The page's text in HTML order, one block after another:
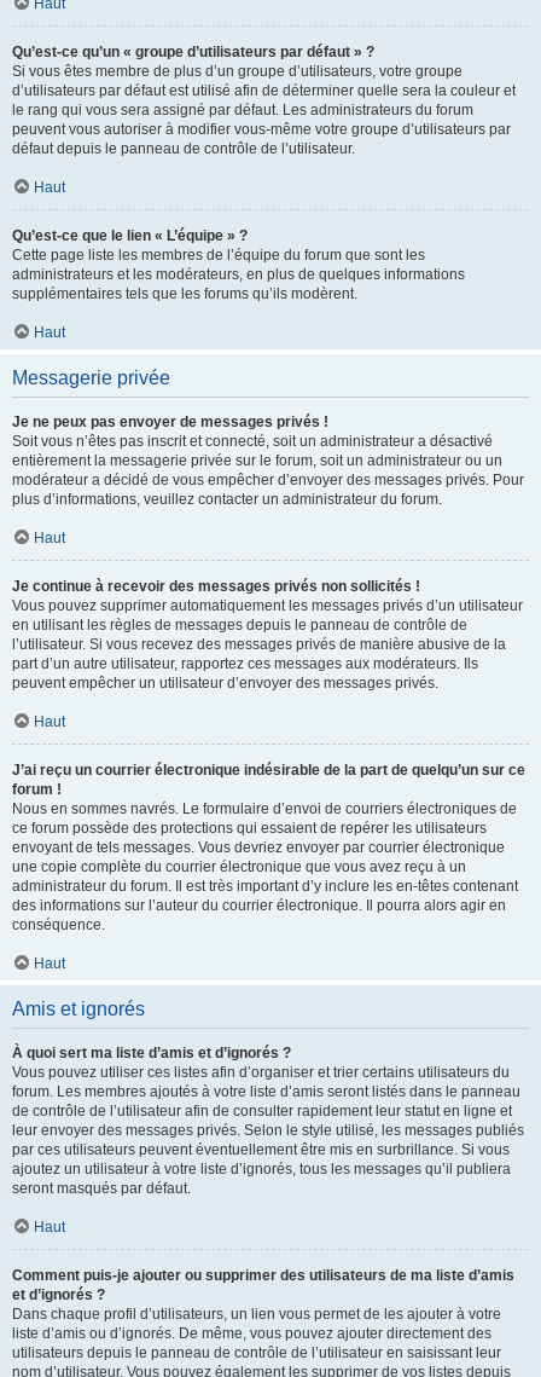
Haut
Qu’est-ce qu’un « groupe d’utilisateurs par défaut » ?
Si vous êtes membre de plus d’un groupe d’utilisateurs, votre groupe
d’utilisateurs par défaut est utilisé afin de déterminer quelle sera la couleur et
le rang qui vous sera assigné par défaut. Les administrateurs du forum
peuvent vous autoriser à modifier vous-même votre groupe d’utilisateurs par
défaut depuis le panneau de contrôle de l’utilisateur.
Haut
Qu’est-ce que le lien « L’équipe » ?
Cette page liste les membres de l’équipe du forum que sont les
administrateurs et les modérateurs, en plus de quelques informations
supplémentaires tels que les forums qu’ils modèrent.
Haut
Messagerie privée
Je ne peux pas envoyer de messages privés !
Soit vous n’êtes pas inscrit et connecté, soit un administrateur a désactivé
entièrement la messagerie privée sur le forum, soit un administrateur ou un
modérateur a décidé de vous empêcher d’envoyer des messages privés. Pour
plus d’informations, veuillez contacter un administrateur du forum.
Haut
Je continue à recevoir des messages privés non sollicités !
Vous pouvez supprimer automatiquement les messages privés d’un utilisateur
en utilisant les règles de messages depuis le panneau de contrôle de
l’utilisateur. Si vous recevez des messages privés de manière abusive de la
part d’un autre utilisateur, rapportez ces messages aux modérateurs. Ils
peuvent empêcher un utilisateur d’envoyer des messages privés.
Haut
J’ai reçu un courrier électronique indésirable de la part de quelqu’un sur ce
forum !
Nous en sommes navrés. Le formulaire d’envoi de courriers électroniques de
ce forum possède des protections qui essaient de repérer les utilisateurs
envoyant de tels messages. Vous devriez envoyer par courrier électronique
une copie complète du courrier électronique que vous avez reçu à un
administrateur du forum. Il est très important d’y inclure les en-têtes contenant
des informations sur l’auteur du courrier électronique. Il pourra alors agir en
conséquence.
Haut
Amis et ignorés
À quoi sert ma liste d’amis et d’ignorés ?
Vous pouvez utiliser ces listes afin d’organiser et trier certains utilisateurs du
forum. Les membres ajoutés à votre liste d’amis seront listés dans le panneau
de contrôle de l’utilisateur afin de consulter rapidement leur statut en ligne et
leur envoyer des messages privés. Selon le style utilisé, les messages publiés
par ces utilisateurs peuvent éventuellement être mis en surbrillance. Si vous
ajoutez un utilisateur à votre liste d’ignorés, tous les messages qu’il publiera
seront masqués par défaut.
Haut
Comment puis-je ajouter ou supprimer des utilisateurs de ma liste d’amis
et d’ignorés ?
Dans chaque profil d’utilisateurs, un lien vous permet de les ajouter à votre
liste d’amis ou d’ignorés. De même, vous pouvez ajouter directement des
utilisateurs depuis le panneau de contrôle de l’utilisateur en saisissant leur
nom d’utilisateur. Vous pouvez également les supprimer de vos listes depuis